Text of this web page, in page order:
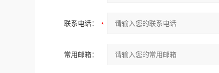
联系电话：
常用邮箱：